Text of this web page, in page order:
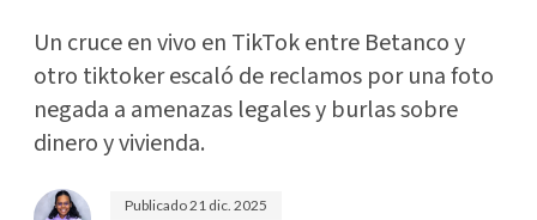
Un cruce en vivo en TikTok entre Betanco y
otro tiktoker escaló de reclamos por una foto
negada a amenazas legales y burlas sobre
dinero y vivienda.
Publicado21 dic. 2025